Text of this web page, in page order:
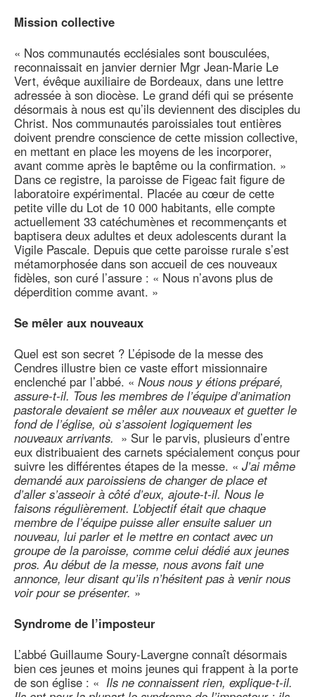
Mission collective
« Nos communautés ecclésiales sont bousculées,
reconnaissait en janvier dernier Mgr Jean-Marie Le
Vert, évêque auxiliaire de Bordeaux, dans une lettre
adressée à son diocèse. Le grand défi qui se présente
désormais à nous est qu’ils deviennent des disciples du
Christ. Nos communautés paroissiales tout entières
doivent prendre conscience de cette mission collective,
en mettant en place les moyens de les incorporer,
avant comme après le baptême ou la confirmation. »
Dans ce registre, la paroisse de Figeac fait figure de
laboratoire expérimental. Placée au cœur de cette
petite ville du Lot de 10 000 habitants, elle compte
actuellement 33 catéchumènes et recommençants et
baptisera deux adultes et deux adolescents durant la
Vigile Pascale. Depuis que cette paroisse rurale s’est
métamorphosée dans son accueil de ces nouveaux
fidèles, son curé l’assure : « Nous n’avons plus de
déperdition comme avant. »
Se mêler aux nouveaux
Quel est son secret ? L’épisode de la messe des
Cendres illustre bien ce vaste effort missionnaire
enclenché par l’abbé. « Nous nous y étions préparé,
assure-t-il. Tous les membres de l’équipe d’animation
pastorale devaient se mêler aux nouveaux et guetter le
fond de l’église, où s’assoient logiquement les
nouveaux arrivants. » Sur le parvis, plusieurs d’entre
eux distribuaient des carnets spécialement conçus pour
suivre les différentes étapes de la messe. « J’ai même
demandé aux paroissiens de changer de place et
d’aller s’asseoir à côté d’eux, ajoute-t-il. Nous le
faisons régulièrement. L’objectif était que chaque
membre de l’équipe puisse aller ensuite saluer un
nouveau, lui parler et le mettre en contact avec un
groupe de la paroisse, comme celui dédié aux jeunes
pros. Au début de la messe, nous avons fait une
annonce, leur disant qu’ils n’hésitent pas à venir nous
voir pour se présenter. »
Syndrome de l’imposteur
L’abbé Guillaume Soury-Lavergne connaît désormais
bien ces jeunes et moins jeunes qui frappent à la porte
de son église : « Ils ne connaissent rien, explique-t-il.